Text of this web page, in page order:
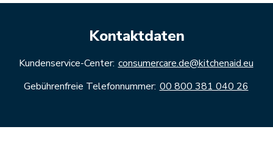
Kontaktdaten
Kundenservice-Center: consumercare.de@kitchenaid.eu
Gebührenfreie Telefonnummer: 00 800 381 040 26